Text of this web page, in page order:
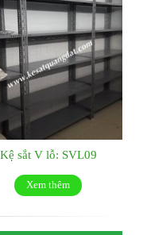
Kệ sắt V lỗ: SVL09
Xem thêm